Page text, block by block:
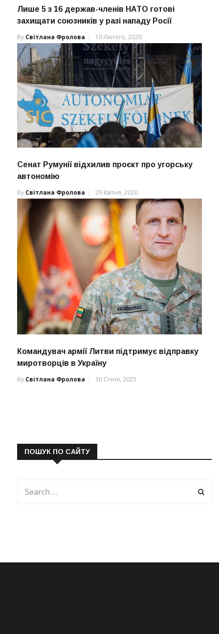
Лише 5 з 16 держав-членів НАТО готові
захищати союзників у разі нападу Росії
By Світлана Фролова 10 Лютого, 2020
Сенат Румунії відхилив проєкт про угорську
автономію
By Світлана Фролова 29 Квітня, 2020
Командувач армії Литви підтримує відправку
миротворців в Україну
By Світлана Фролова 30 Січня, 2025
ПОШУК ПО САЙТУ